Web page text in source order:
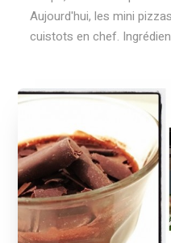
Aujourd'hui, les mini
cuistots en chef.